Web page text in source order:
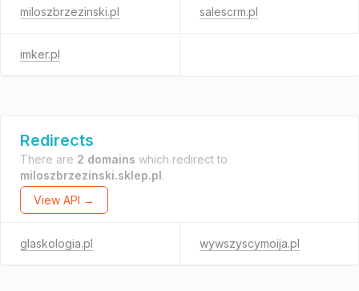
miloszbrzezinski.pl salescrm.pl
imker.pl
Redirects
There are 2 domains which redirect to
miloszbrzezinski.sklep.pl.
View API →
glaskologia.pl wywszyscymoija.pl